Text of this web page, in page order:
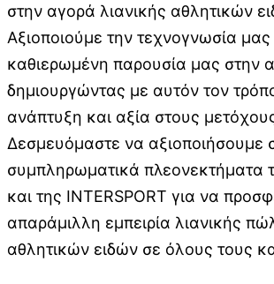
στην αγορά λιανικής αθλητικών
Αξιοποιούμε την τεχνογνωσία μας
καθιερωμένη παρουσία μας στην
δημιουργώντας με αυτόν τον
ανάπτυξη και αξία στους
Δεσμευόμαστε να αξιοποιήσουμε
συμπληρωματικά πλεονεκτήματα
και της INTERSPORT για να
απαράμιλλη εμπειρία λιανικής
αθλητικών ειδών σε όλους τους